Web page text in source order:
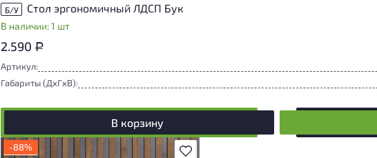
Б/У Стол эргономичный ЛДСП Бук
В наличии: 1 шт
2.590 Р
Артикул:
Габариты (ДxГxВ):
В корзину
В избранное
-88%